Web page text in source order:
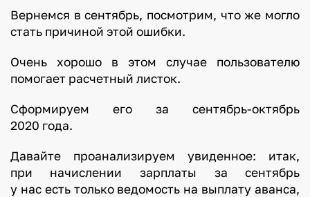
Вернемся в сентябрь, посмотрим, что же могло
стать причиной этой ошибки.
Очень хорошо в этом случае пользователю
помогает расчетный листок.
Сформируем его за сентябрь-октябрь
2020 года.
Давайте проанализируем увиденное: итак,
при начислении зарплаты за сентябрь
у нас есть только ведомость на выплату аванса,